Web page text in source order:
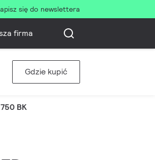
się do newslettera
firma
Gdzie kupić
BK